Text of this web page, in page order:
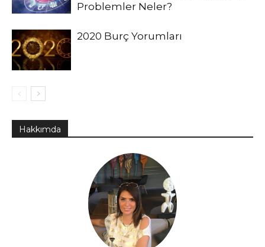
Problemler Neler?
2020 Burç Yorumları
Hakkımda